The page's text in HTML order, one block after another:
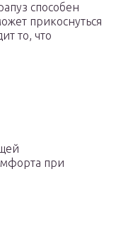
способен
прикоснуться
то, что
при